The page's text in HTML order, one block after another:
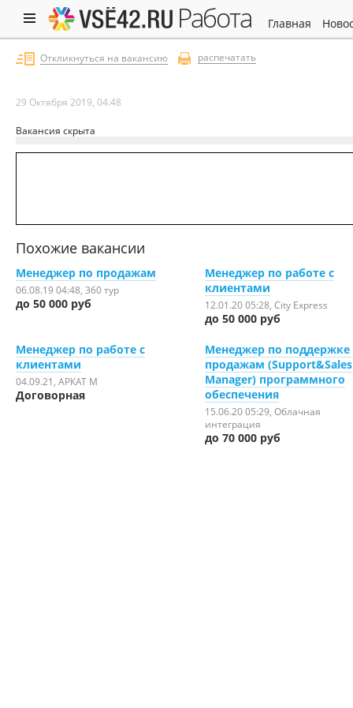
работа главная
Откликнуться на вакансию распечатать
29 Октября 2019, 04:48
Вакансия скрыта
Похожие вакансии
Менеджер по продажам
06.08.19 04:48 , 360 тур
до 50 000 руб
Менеджер по работе с
клиентами
12.01.20 05:28 , City Express
до 50 000 руб
Менеджер по работе с
клиентами
04.09.21 , АРКАТ М
Договорная
Менеджер по поддержке
продажам (Support&Sales
Manager) программного
обеспечения
15.06.20 05:29 , Облачная
интеграция
до 70 000 руб